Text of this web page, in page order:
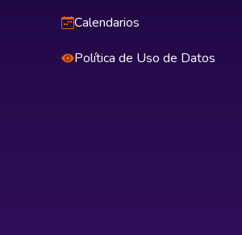
Calendarios
Política de Uso de Datos